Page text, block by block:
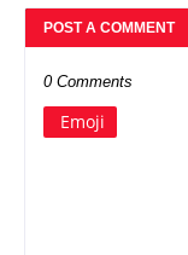
POST A COMMENT
0 Comments
Emoji